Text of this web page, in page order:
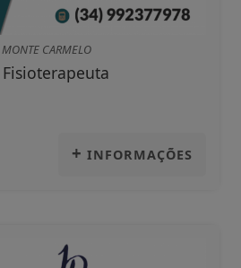
CARMELO
+ INFORMAÇÕES